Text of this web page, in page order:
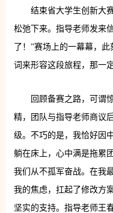
结束省大学生创新大
松弛下来。指导老师发来
了！”赛场上的一幕幕，
词来形容这段旅程，那一
回顾备赛之路，可谓
精，团队与指导老师商议
级。不巧的是，我恰好因
躺在床上，心中满是拖累
我们从不孤军奋战。在我
我的焦虑，扛起了修改方
坚实的支持。指导老师王